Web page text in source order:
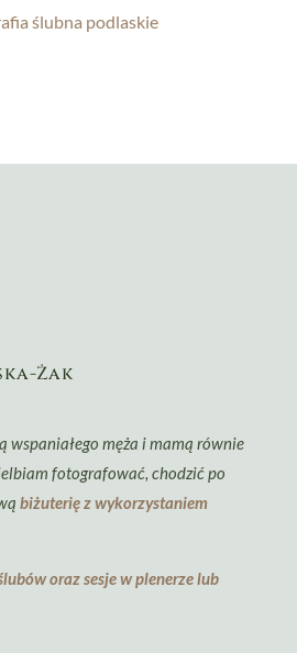
Żak
wspaniałego męża i mamą równie
fotografować, chodzić po
biżuterię z wykorzystaniem
oraz sesje w plenerze lub